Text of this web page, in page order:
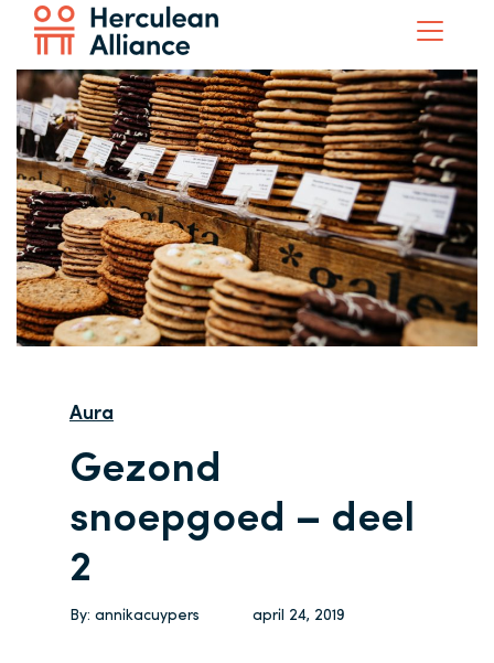
Aura
Gezond
snoepgoed – deel
2
By: annikacuypers april 24, 2019